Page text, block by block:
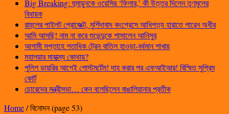
Big Breaking: হুমায়ুনকে ওয়েসির ‘ফিলার,’ কী উত্তর দিলেন তৃণমূলের
বিধায়ক
রাহুলের পাইলট প্রোজেক্ট, মুর্শিদাবাদ কংগ্রেসে আধিপত্য হারাতে পারেন অধীর
আমি আসছি! নাম না করে শুভেন্দুকে শাসালেন আনিসুর
আগামী সপ্তাহে শতাধিক ট্রেন বাতিল হাওড়া-বর্ধমান শাখায়
মহালয়ার মাহাত্ম্য কোথায়?
পুলিশ ডায়রির আগেই পোস্টমর্টেম! দাহ করার পর এফআইআর! বিস্মিত সুপ্রিম
কোর্ট
চোরেদের মন্ত্রীসভা… কেন বলেছিলেন বাঙালিয়ানার প্রতীক
Home/বিনোদন(page 53)